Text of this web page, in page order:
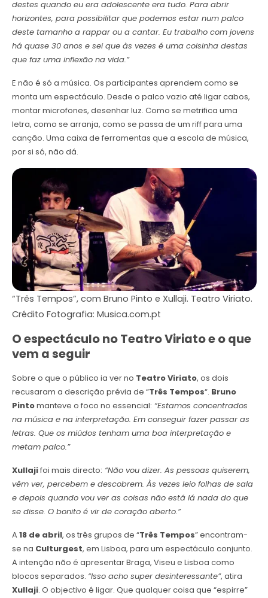
destes quando eu era adolescente era tudo. Para abrir
horizontes, para possibilitar que podemos estar num palco
deste tamanho a rappar ou a cantar. Eu trabalho com jovens
há quase 30 anos e sei que às vezes é uma coisinha destas
que faz uma inflexão na vida.”
E não é só a música. Os participantes aprendem como se
monta um espectáculo. Desde o palco vazio até ligar cabos,
montar microfones, desenhar luz. Como se metrifica uma
letra, como se arranja, como se passa de um riff para uma
canção. Uma caixa de ferramentas que a escola de música,
por si só, não dá.
“Três Tempos”, com Bruno Pinto e Xullaji. Teatro Viriato.
Crédito Fotografia: Musica.com.pt
O espectáculo no Teatro Viriato e o que
vem a seguir
Sobre o que o público ia ver no Teatro Viriato, os dois
recusaram a descrição prévia de “Três Tempos“. Bruno
Pintomanteve o foco no essencial: “Estamos concentrados
na música e na interpretação. Em conseguir fazer passar as
letras. Que os miúdos tenham uma boa interpretação e
metam palco.”
Xullajifoi mais directo: “Não vou dizer. As pessoas quiserem,
vêm ver, percebem e descobrem. Às vezes leio folhas de sala
e depois quando vou ver as coisas não está lá nada do que
se disse. O bonito é vir de coração aberto.”
A18 de abril, os três grupos de “Três Tempos” encontram-
se na Culturgest, em Lisboa, para um espectáculo conjunto.
A intenção não é apresentar Braga, Viseu e Lisboa como
blocos separados. “Isso acho super desinteressante”, atira
Xullaji. O objectivo é ligar. Que qualquer coisa que “espirre”